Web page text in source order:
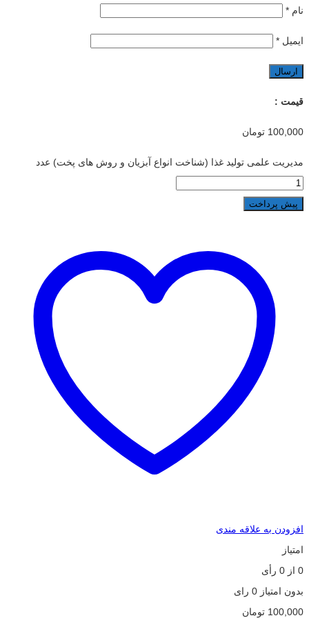
نام *
ایمیل *
قیمت :
100,000 تومان
مدیریت علمی تولید غذا (شناخت انواع آبزیان و روش های پخت) عدد
پیش پرداخت
افزودن به علاقه مندی
امتیاز
0 از 0 رأی
بدون امتیاز 0 رای
100,000 تومان